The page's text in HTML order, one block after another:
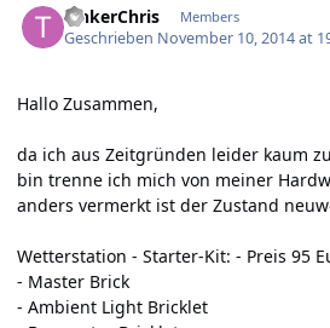
TinkerChris Members
Geschrieben November 10, 2014 at
Hallo Zusammen,
da ich aus Zeitgründen leider kaum
bin trenne ich mich von meiner
anders vermerkt ist der Zustand
Wetterstation - Starter-Kit: - Preis 95
- Master Brick
- Ambient Light Bricklet